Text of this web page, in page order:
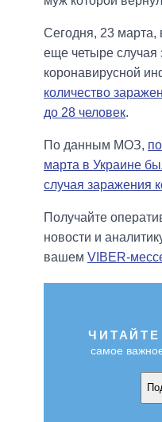
Сегодня, 23 марта,
еще четыре случая
коронавирусной
количество
до 28 человек.
По данным МОЗ,
марта в Украине
случая заражения
Получайте
новости и
вашем VIBER-
ЧИТАЙТЕ
самое